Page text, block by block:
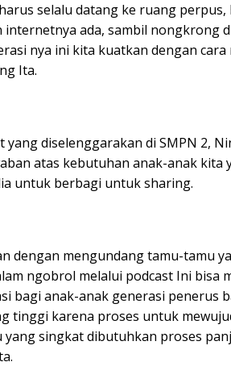
selalu datang ke ruang perpus,
ada, sambil nongkrong
nya ini kita kuatkan dengan
Ita.
diselenggarakan di SMPN 2,
atas kebutuhan anak-anak kita
untuk berbagi untuk sharing.
dengan mengundang tamu-tamu
ngobrol melalui podcast Ini bisa
bagi anak-anak generasi penerus
tinggi karena proses untuk
singkat dibutuhkan proses